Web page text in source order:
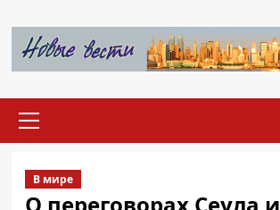
содержимому
меню
В мире
О переговорах Сеула и